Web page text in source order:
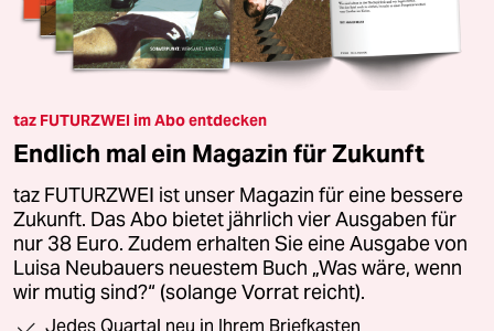
taz FUTURZWEI im Abo entdecken
Endlich mal ein Magazin für Zukunft
taz FUTURZWEI ist unser Magazin für eine bessere
Zukunft. Das Abo bietet jährlich vier Ausgaben für
nur 38 Euro. Zudem erhalten Sie eine Ausgabe von
Luisa Neubauers neuestem Buch „Was wäre, wenn
wir mutig sind?“ (solange Vorrat reicht).
Jedes Quartal neu in Ihrem Briefkasten